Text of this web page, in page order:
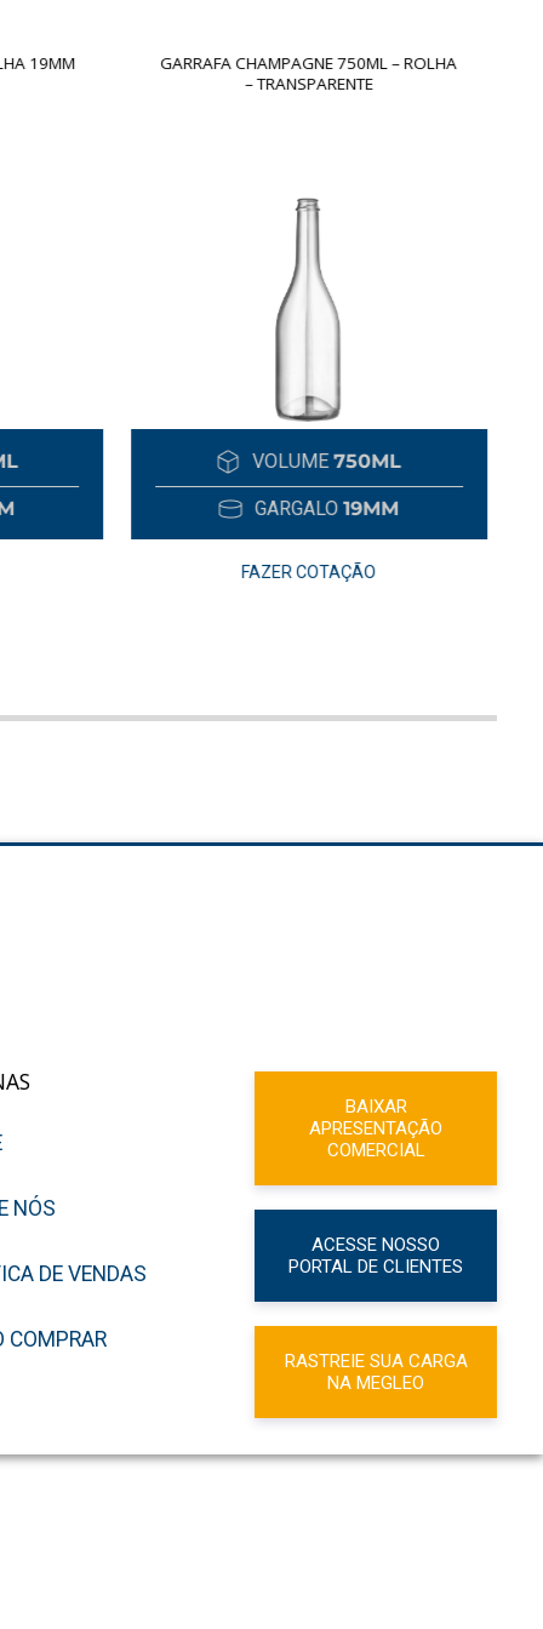
19MM
GARRAFA CHAMPAGNE 750ML – ROLHA
– TRANSPARENTE
VOLUME750ML
GARGALO 19MM
FAZER COTAÇÃO
NÓS
DE VENDAS
COMPRAR
BAIXAR
APRESENTAÇÃO
COMERCIAL
ACESSE NOSSO
PORTAL DE CLIENTES
RASTREIE SUA CARGA
NA MEGLEO